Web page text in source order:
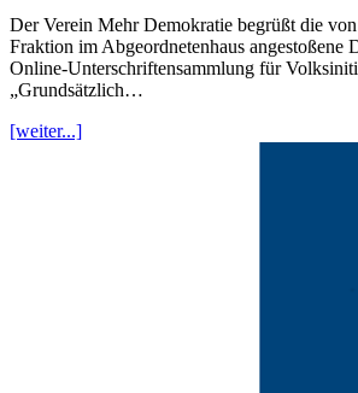
Der Verein Mehr Demokratie begrüßt die
Fraktion im Abgeordnetenhaus angestoßene
Online-Unterschriftensammlung für
„Grundsätzlich…
[weiter...]